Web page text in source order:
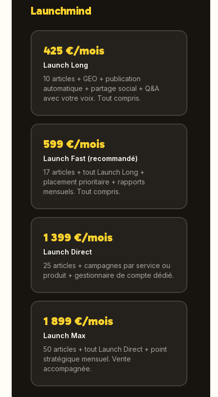
Launchmind
425 €/mois
Launch Long
10 articles + GEO + publication
automatique + partage social + Q&A
avec votre voix. Tout compris.
599 €/mois
Launch Fast (recommandé)
17 articles + tout Launch Long +
placement prioritaire + rapports
mensuels. Tout compris.
1 399 €/mois
Launch Direct
25 articles + campagnes par service ou
produit + gestionnaire de compte dédié.
1 899 €/mois
Launch Max
50 articles + tout Launch Direct + point
stratégique mensuel. Vente
accompagnée.